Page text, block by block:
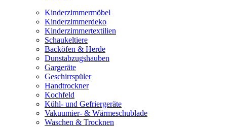
Kinderzimmermöbel
Kinderzimmerdeko
Kinderzimmertextilien
Schaukeltiere
Backöfen & Herde
Dunstabzugshauben
Gargeräte
Geschirrspüler
Handtrockner
Kochfeld
Kühl- und Gefriergeräte
Vakuumier- & Wärmeschublade
Waschen & Trocknen